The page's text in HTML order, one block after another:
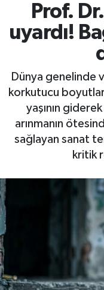
Prof.
uyardı!
Dünya genelinde
korkutucu
yaşının
arınmanın
sağlayan sanat
kritik
Ekonomi
Güncel
Haberde İnsan
Kültür Sanat
Manşet Altı
Resmi İlan
Tüm Manşetler
Son Dakika
Haber Arşivi